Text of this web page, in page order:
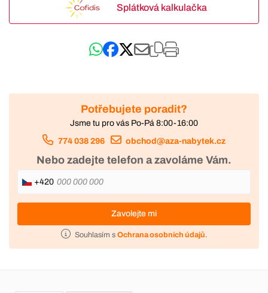
Splátková kalkulačka
Potřebujete poradit?
Jsme tu pro vás Po-Pá 8:00-16:00
774 038 296 obchod@aza-nabytek.cz
Nebo zadejte telefon a zavoláme Vám.
+420
Zavolejte mi
Souhlasím s Ochrana osobních údajů.